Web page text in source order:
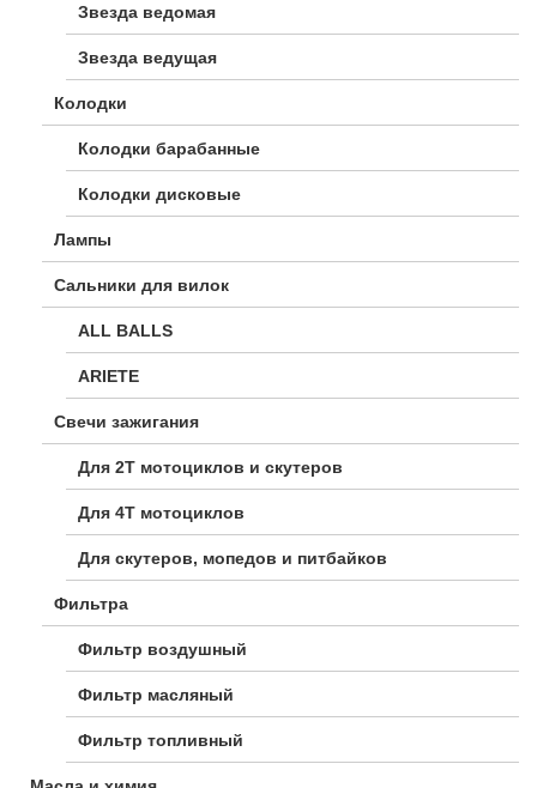
Звезда ведомая
Звезда ведущая
Колодки
Колодки барабанные
Колодки дисковые
Лампы
Сальники для вилок
ALL BALLS
ARIETE
Свечи зажигания
Для 2Т мотоциклов и скутеров
Для 4Т мотоциклов
Для скутеров, мопедов и питбайков
Фильтра
Фильтр воздушный
Фильтр масляный
Фильтр топливный